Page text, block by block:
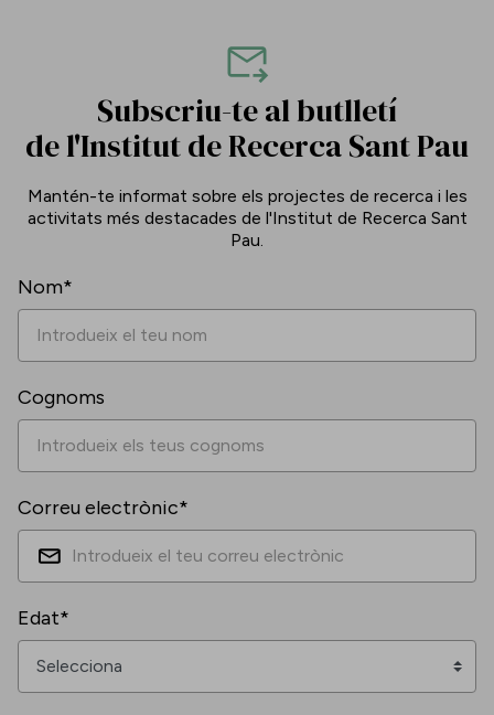
Subscriu-te al butlletí
de l'Institut de Recerca Sant Pau
Mantén-te informat sobre els projectes de recerca i les
activitats més destacades de l'Institut de Recerca Sant
Pau.
Nom*
Cognoms
Correu electrònic*
Edat*